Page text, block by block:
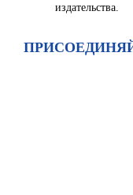
издательства.